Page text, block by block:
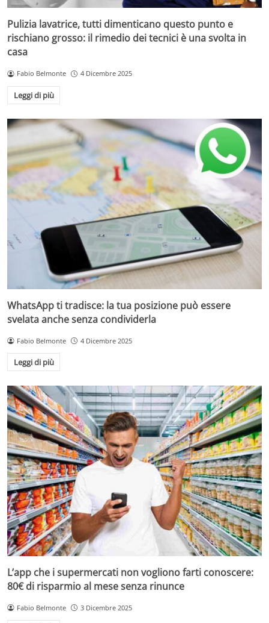
Pulizia lavatrice, tutti dimenticano questo punto e
rischiano grosso: il rimedio dei tecnici è una svolta in
casa
Fabio Belmonte 4 Dicembre 2025
Leggi di più
WhatsApp ti tradisce: la tua posizione può essere
svelata anche senza condividerla
Fabio Belmonte 4 Dicembre 2025
Leggi di più
L’app che i supermercati non vogliono farti conoscere:
80€ di risparmio al mese senza rinunce
Fabio Belmonte 3 Dicembre 2025